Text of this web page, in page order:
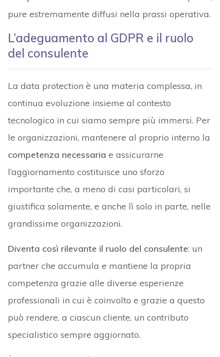
pure estremamente diffusi nella prassi operativa.
L’adeguamento al GDPR e il ruolo
del consulente
La data protection è una materia complessa, in
continua evoluzione insieme al contesto
tecnologico in cui siamo sempre più immersi. Per
le organizzazioni, mantenere al proprio interno la
competenza necessaria e assicurarne
l’aggiornamento costituisce uno sforzo
importante che, a meno di casi particolari, si
giustifica solamente, e anche lì solo in parte, nelle
grandissime organizzazioni.
Diventa così rilevante il ruolo del consulente: un
partner che accumula e mantiene la propria
competenza grazie alle diverse esperienze
professionali in cui è coinvolto e grazie a questo
può rendere, a ciascun cliente, un contributo
specialistico sempre aggiornato.